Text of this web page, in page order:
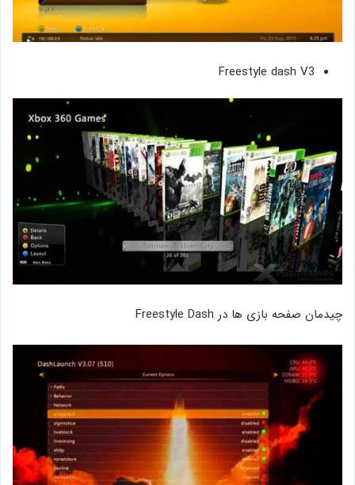
Freestyle dash V3
چیدمان صفحه بازی ها در Freestyle Dash